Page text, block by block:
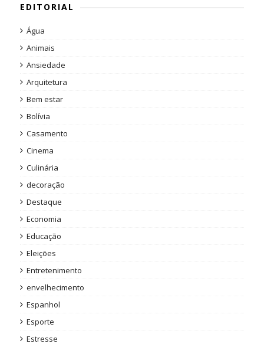
EDITORIAL
Água
Animais
Ansiedade
Arquitetura
Bem estar
Bolívia
Casamento
Cinema
Culinária
decoração
Destaque
Economia
Educação
Eleições
Entretenimento
envelhecimento
Espanhol
Esporte
Estresse